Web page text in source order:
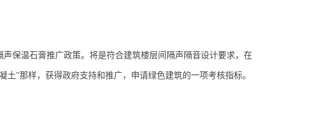
声保温石膏推广政策。将是符合建筑楼层间隔声隔音设计要求，在
”那样，获得政府支持和推广，申请绿色建筑的一项考核指标。